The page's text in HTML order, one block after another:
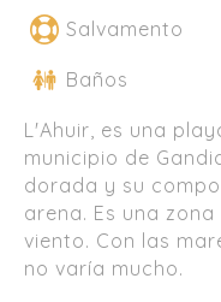
Salvamento
Baños
L'Ahuir, es una
municipio de
dorada y su
arena. Es una
viento. Con las
no varía mucho.